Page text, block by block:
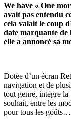
We have « One
avait pas entendu
cela valait le coup
date marquante de
elle a annoncé sa
Dotée d’un écran
navigation et de
tout genre, intègre la
souhait, entre les
pour tous les goûts…